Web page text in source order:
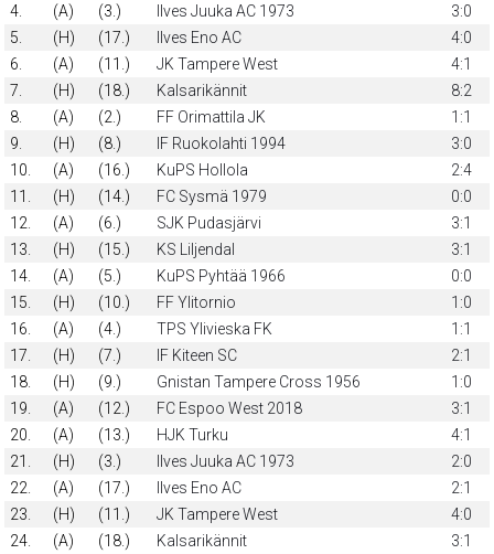
4.
(A) (3.) Ilves Juuka AC 1973
3:0
5.
(H) (17.) Ilves Eno AC
4:0
6.
(A) (11.) JK Tampere West
4:1
7.
(H) (18.) Kalsarikännit
8:2
8.
(A) (2.) FF Orimattila JK
1:1
9.
(H) (8.) IF Ruokolahti 1994
3:0
10.
(A) (16.) KuPS Hollola
2:4
11.
(H) (14.) FC Sysmä 1979
0:0
12.
(A) (6.) SJK Pudasjärvi
3:1
13.
(H) (15.) KS Liljendal
3:1
14.
(A) (5.) KuPS Pyhtää 1966
0:0
15.
(H) (10.) FF Ylitornio
1:0
16.
(A) (4.) TPS Ylivieska FK
1:1
17.
(H) (7.) IF Kiteen SC
2:1
18.
(H) (9.) Gnistan Tampere Cross 1956
1:0
19.
(A) (12.) FC Espoo West 2018
3:1
20.
(A) (13.) HJK Turku
4:1
21.
(H) (3.) Ilves Juuka AC 1973
2:0
22.
(A) (17.) Ilves Eno AC
2:1
23.
(H) (11.) JK Tampere West
4:0
24.
(A) (18.) Kalsarikännit
3:1